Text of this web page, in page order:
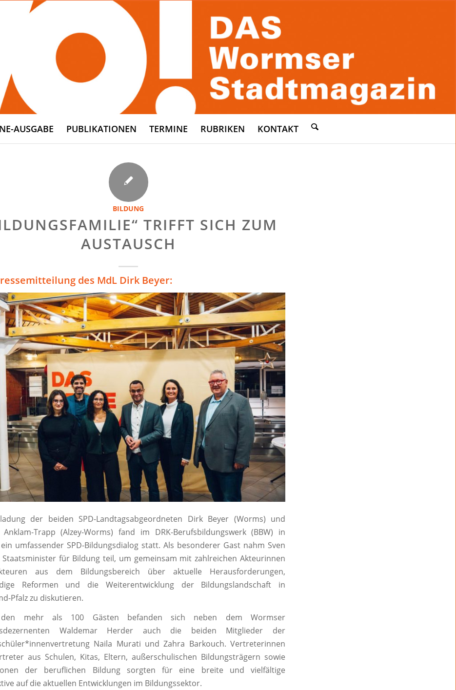
AUSGABE PUBLIKATIONEN TERMINE RUBRIKEN KONTAKT
BILDUNG
TRIFFT SICH ZUM
AUSTAUSCH
des MdL Dirk Beyer:
der beiden SPD-Landtagsabgeordneten Dirk Beyer (Worms) und
Trapp (Alzey-Worms) fand im DRK-Berufsbildungswerk (BBW) in
umfassender SPD-Bildungsdialog statt. Als besonderer Gast nahm Sven
Staatsminister für Bildung teil, um gemeinsam mit zahlreichen Akteurinnen
aus dem Bildungsbereich über aktuelle Herausforderungen,
Reformen und die Weiterentwicklung der Bildungslandschaft in
Pfalz zu diskutieren.
mehr als 100 Gästen befanden sich neben dem Wormser
Waldemar Herder auch die beiden Mitglieder der
Naila Murati und Zahra Barkouch. Vertreterinnen
aus Schulen, Kitas, Eltern, außerschulischen Bildungsträgern sowie
der beruflichen Bildung sorgten für eine breite und vielfältige
auf die aktuellen Entwicklungen im Bildungssektor.